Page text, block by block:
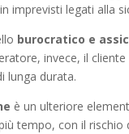
imprevisti legati alla
burocratico e
invece, il
lunga durata.
è un ulteriore
tempo, con il